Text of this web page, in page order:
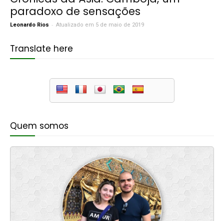
paradoxo de sensações
Leonardo Rios - Atualizado em 5 de maio de 2019
Translate here
Quem somos